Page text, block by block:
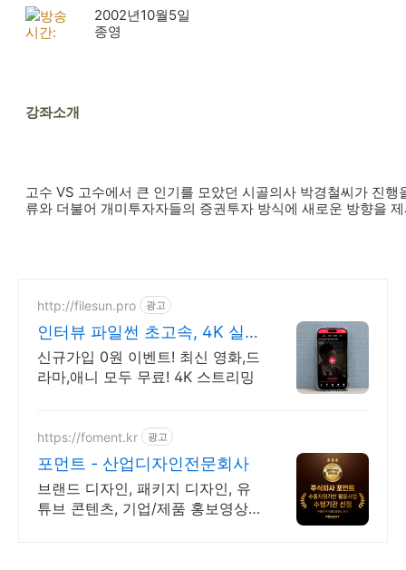
방송
시간:
2002년10월5일
종영
강좌소개
고수 VS 고수에서 큰 인기를 모았던 시골의사 박경철씨가 진행
류와 더불어 개미투자자들의 증권투자 방식에 새로운 방향을
http://filesun.pro 광고
인터뷰 파일썬 초고속, 4K 실
시간 보기!
신규가입 0원 이벤트! 최신 영화,드
라마,애니 모두 무료! 4K 스트리밍
https://foment.kr 광고
포먼트 - 산업디자인전문회사
브랜드 디자인, 패키지 디자인, 유
튜브 콘텐츠, 기업/제품 홍보영상,